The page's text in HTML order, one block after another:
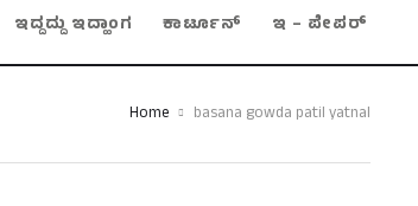
ಇದ್ದದ್ದು ಇದ್ಹಾಂಗ ಕಾರ್ಟೂನ್ ಇ – ಪೇಪರ್
Home basana gowda patil yatnal